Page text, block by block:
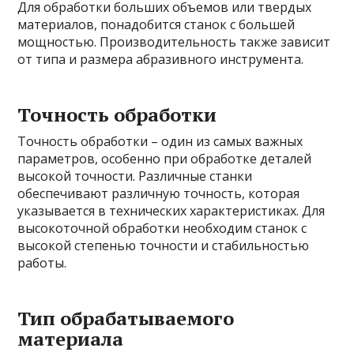
Для обработки больших объемов или твердых
материалов, понадобится станок с большей
мощностью. Производительность также зависит
от типа и размера абразивного инструмента.
Точность обработки
Точность обработки – один из самых важных
параметров, особенно при обработке деталей
высокой точности. Различные станки
обеспечивают различную точность, которая
указывается в технических характеристиках. Для
высокоточной обработки необходим станок с
высокой степенью точности и стабильностью
работы.
Тип обрабатываемого
материала